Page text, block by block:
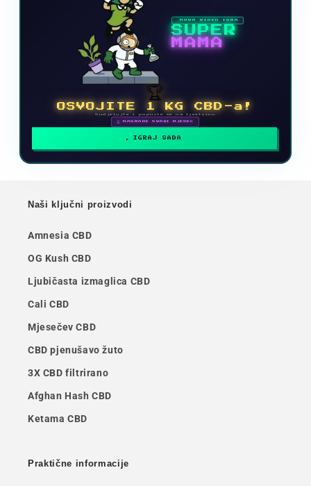
NOVA VIDEO IGRA
SUPER
MAMA
🏆
OSVOJITE 1 KG CBD-a!
Sudjelujte i popnite se na ljestvicu
🗓 NAGRADE SVAKI MJESEC
IGRAJ SADA
Naši ključni proizvodi
Amnesia CBD
OG Kush CBD
Ljubičasta izmaglica CBD
Cali CBD
Mjesečev CBD
CBD pjenušavo žuto
3X CBD filtrirano
Afghan Hash CBD
Ketama CBD
Praktične informacije